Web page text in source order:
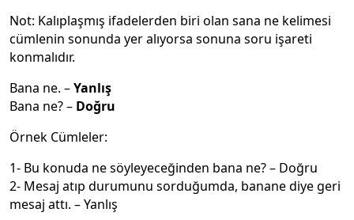
Not: Kalıplaşmış ifadelerden biri olan sana ne kelimesi
cümlenin sonunda yer alıyorsa sonuna soru işareti
konmalıdır.
Bana ne. –Yanlış
Bana ne? – Doğru
Örnek Cümleler:
1- Bu konuda ne söyleyeceğinden bana ne? – Doğru
2- Mesaj atıp durumunu sorduğumda, banane diye geri
mesaj attı. – Yanlış